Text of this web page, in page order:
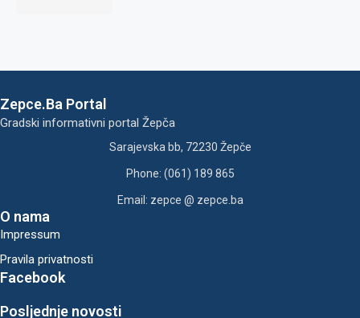
Zepce.Ba Portal
Gradski informativni portal Žepča
Sarajevska bb, 72230 Žepče
Phone: (061) 189 865
Email: zepce @ zepce.ba
O nama
Impressum
Pravila privatnosti
Facebook
Posljednje novosti